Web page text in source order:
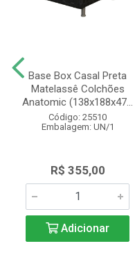
Base Box Casal Preta
Matelassê Colchões
Anatomic (138x188x47...
Código: 25510
Embalagem: UN/1
R$ 355,00
Adicionar